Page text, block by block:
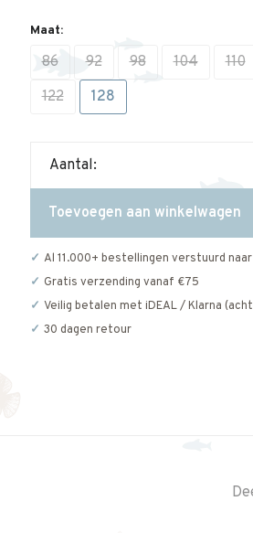
Maat:
86 92 98 104 110
122
128
Aantal:
Toevoegen aan winkelwagen
Al 11.000+ bestellingen verstuurd naar
Gratis verzending vanaf €75
Veilig betalen met iDEAL / Klarna
30 dagen retour